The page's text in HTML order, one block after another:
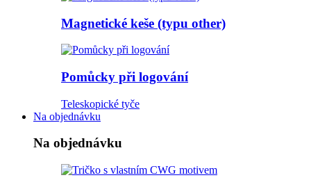
Magnetické keše (typu other)
Pomůcky při logování
Teleskopické tyče
Na objednávku
Na objednávku